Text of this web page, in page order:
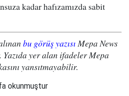
kadar hafızamızda sabit
bu görüş yazısı Mepa News
yer alan ifadeler Mepa
yansıtmayabilir.
okunmuştur